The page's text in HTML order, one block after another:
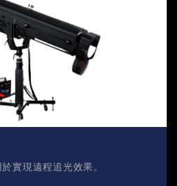
實現遠程追光效果。